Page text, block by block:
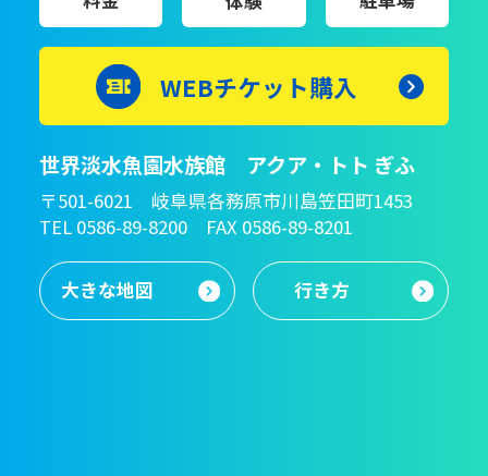
WEBチケット購入
世界淡水魚園水族館 アクア・トト ぎふ
〒501-6021 岐阜県各務原市川島笠田町1453
TEL 0586-89-8200 FAX 0586-89-8201
大きな地図 行き方